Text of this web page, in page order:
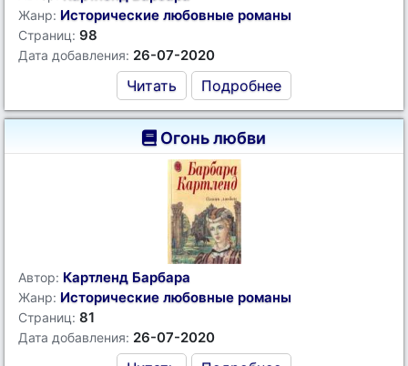
Жанр: Исторические любовные романы
Страниц: 98
Дата добавления: 26-07-2020
Читать Подробнее
Огонь любви
Автор: Картленд Барбара
Жанр: Исторические любовные романы
Страниц: 81
Дата добавления: 26-07-2020